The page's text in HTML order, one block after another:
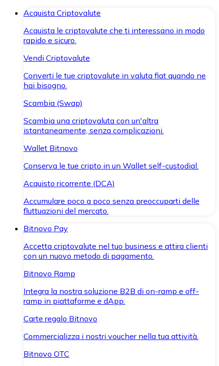
Acquista Criptovalute
Acquista le criptovalute che ti interessano in modo
rapido e sicuro.
Vendi Criptovalute
Converti le tue criptovalute in valuta fiat quando ne
hai bisogno.
Scambia (Swap)
Scambia una criptovaluta con un'altra
istantaneamente, senza complicazioni.
Wallet Bitnovo
Conserva le tue cripto in un Wallet self-custodial.
Acquisto ricorrente (DCA)
Accumulare poco a poco senza preoccuparti delle
fluttuazioni del mercato.
Bitnovo Pay
Accetta criptovalute nel tuo business e attira clienti
con un nuovo metodo di pagamento.
Bitnovo Ramp
Integra la nostra soluzione B2B di on-ramp e off-
ramp in piattaforme e dApp.
Carte regalo Bitnovo
Commercializza i nostri voucher nella tua attività.
Bitnovo OTC